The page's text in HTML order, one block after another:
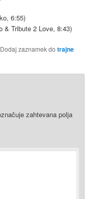
6:55)
& Tribute 2 Love, 8:43)
zaznamek dotrajne
zahtevana polja